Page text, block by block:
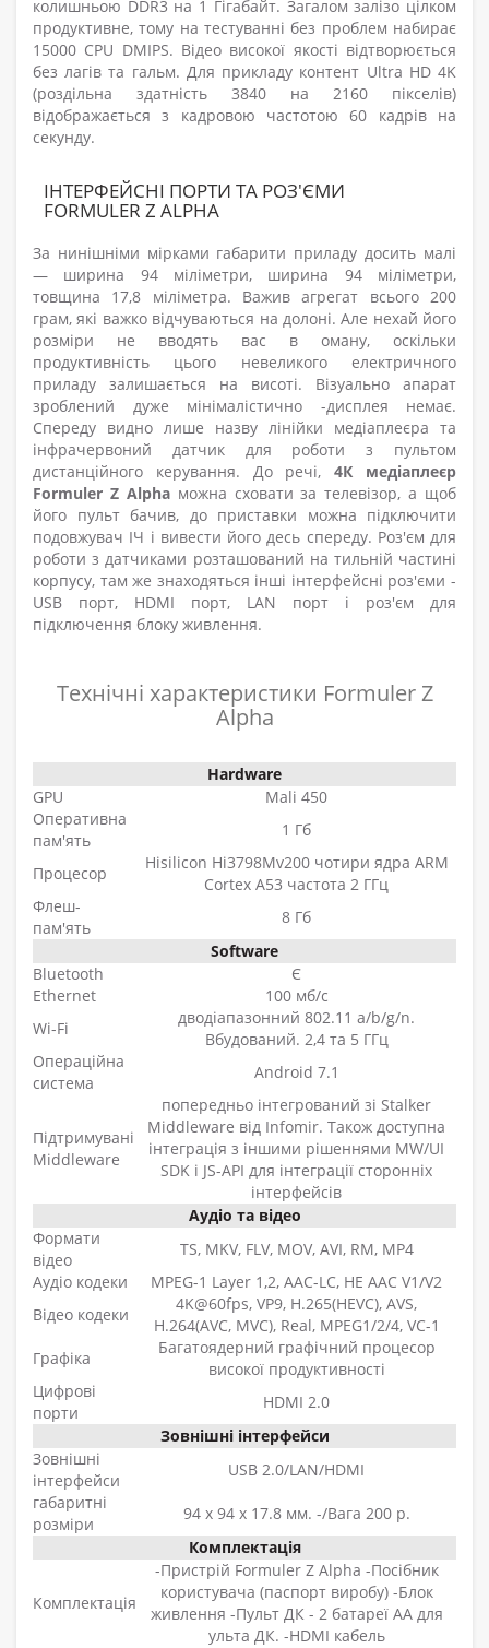
колишньою DDR3 на 1 Гігабайт. Загалом залізо цілком
продуктивне, тому на тестуванні без проблем набирає
15000 CPU DMIPS. Відео високої якості відтворюється
без лагів та гальм. Для прикладу контент Ultra HD 4K
(роздільна здатність 3840 на 2160 пікселів)
відображається з кадровою частотою 60 кадрів на
секунду.
ІНТЕРФЕЙСНІ ПОРТИ ТА РОЗ'ЄМИ
FORMULER Z ALPHA
За нинішніми мірками габарити приладу досить малі
— ширина 94 міліметри, ширина 94 міліметри,
товщина 17,8 міліметра. Важив агрегат всього 200
грам, які важко відчуваються на долоні. Але нехай його
розміри не вводять вас в оману, оскільки
продуктивність цього невеликого електричного
приладу залишається на висоті. Візуально апарат
зроблений дуже мінімалістично -дисплея немає.
Спереду видно лише назву лінійки медіаплеєра та
інфрачервоний датчик для роботи з пультом
дистанційного керування. До речі,
4К медіаплеєр
Formuler Z Alpha можна сховати за телевізор, а щоб
його пульт бачив, до приставки можна підключити
подовжувач ІЧ і вивести його десь спереду. Роз'єм для
роботи з датчиками розташований на тильній частині
корпусу, там же знаходяться інші інтерфейсні роз'єми -
USB порт, HDMI порт, LAN порт і роз'єм для
підключення блоку живлення.
Технічні характеристики Formuler Z
Alpha
Hardware
GPU
Mali 450
Оперативна
пам'ять
1 Гб
Процесор
Hisilicon Hi3798Mv200 чотири ядра ARM
Cortex A53 частота 2 ГГц
Флеш-
пам'ять
8 Гб
Software
Bluetooth
Є
Ethernet
100 мб/с
Wi-Fi
дводіапазонний 802.11 a/b/g/n.
Вбудований. 2,4 та 5 ГГц
Операційна
система
Android 7.1
Підтримувані
Middleware
попередньо інтегрований зі Stalker
Middleware від Infomir. Також доступна
інтеграція з іншими рішеннями MW/UI
SDK і JS-API для інтеграції сторонніх
інтерфейсів
Аудіо та відео
Формати
відео
TS, MKV, FLV, MOV, AVI, RM, MP4
Аудіо кодеки
MPEG-1 Layer 1,2, AAC-LC, HE AAC V1/V2
Відео кодеки
4K@60fps, VP9, H.265(HEVC), AVS,
H.264(AVC, MVC), Real, MPEG1/2/4, VC-1
Графіка
Багатоядерний графічний процесор
високої продуктивності
Цифрові
порти
HDMI 2.0
Зовнішні інтерфейси
Зовнішні
інтерфейси
USB 2.0/LAN/HDMI
габаритні
розміри
94 х 94 x 17.8 мм. -/Вага 200 р.
Комплектація
Комплектація
-Пристрій Formuler Z Alpha -Посібник
користувача (паспорт виробу) -Блок
живлення -Пульт ДК - 2 батареї АА для
ульта ДК. -HDMI кабель